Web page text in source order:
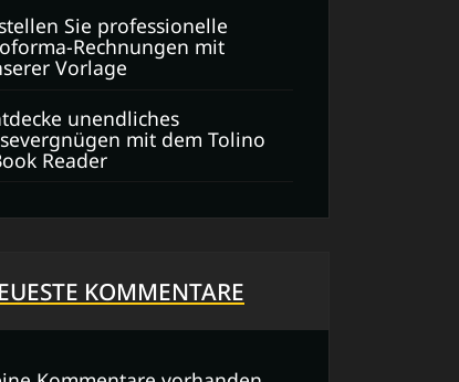
Sie professionelle
Rechnungen mit
Vorlage
unendliches
mit dem Tolino
Reader
KOMMENTARE